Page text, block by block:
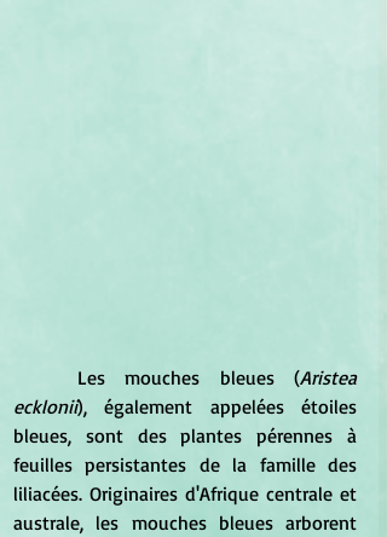
Les mouches bleues (Aristea
ecklonii), également appelées étoiles
bleues, sont des plantes pérennes à
feuilles persistantes de la famille des
liliacées. Originaires d'Afrique centrale et
australe, les mouches bleues arborent